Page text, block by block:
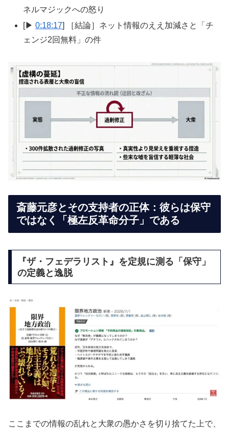
ネルマジックへの怒り
[▶0:18:17] ［結論］ネット情報のええ加減さと「チ
ェンジ2回無料」の件
斎藤元彦とその支持者の正体：彼らは保守
ではなく「極左反革命分子」である
『ザ・フェデラリスト』を定規に測る「保守」
の定義と逸脱
ここまでの情報の乱れと大衆の愚かさを切り捨てた上で、